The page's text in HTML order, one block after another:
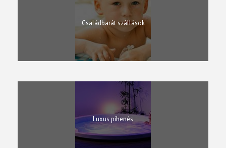
Családbarát szállások
Luxus pihenés